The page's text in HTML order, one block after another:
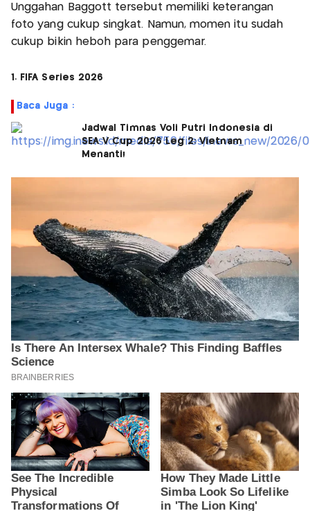
Unggahan Baggott tersebut memiliki keterangan
foto yang cukup singkat. Namun, momen itu sudah
cukup bikin heboh para penggemar.
1. FIFA Series 2026
Baca Juga :
Jadwal Timnas Voli Putri Indonesia di
SEA V Cup 2026 Leg 2: Vietnam
Menanti!